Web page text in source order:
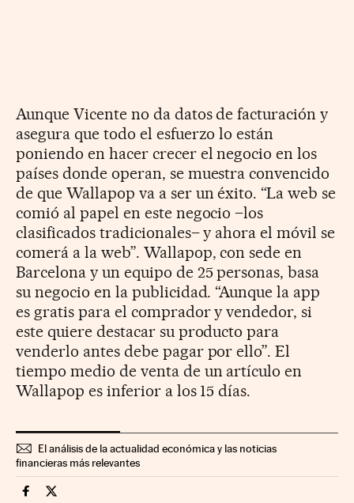
Aunque Vicente no da datos de facturación y
asegura que todo el esfuerzo lo están
poniendo en hacer crecer el negocio en los
países donde operan, se muestra convencido
de que Wallapop va a ser un éxito. “La web se
comió al papel en este negocio –los
clasificados tradicionales– y ahora el móvil se
comerá a la web”. Wallapop, con sede en
Barcelona y un equipo de 25 personas, basa
su negocio en la publicidad. “Aunque la app
es gratis para el comprador y vendedor, si
este quiere destacar su producto para
venderlo antes debe pagar por ello”. El
tiempo medio de venta de un artículo en
Wallapop es inferior a los 15 días.
El análisis de la actualidad económica y las noticias
financieras más relevantes
Companias Cinco Días en Facebook
Companias Cinco Días en Twitter